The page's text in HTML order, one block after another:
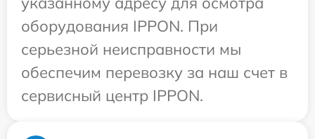
оборудования IPPON. При
серьезной неисправности мы
обеспечим перевозку за наш счет в
сервисный центр IPPON.